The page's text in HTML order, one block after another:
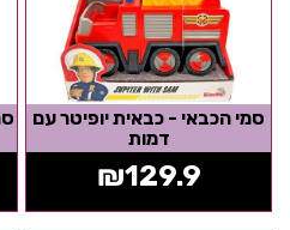
סמי הכבאי - כבאית יופיטר עם
דמות
₪129.9